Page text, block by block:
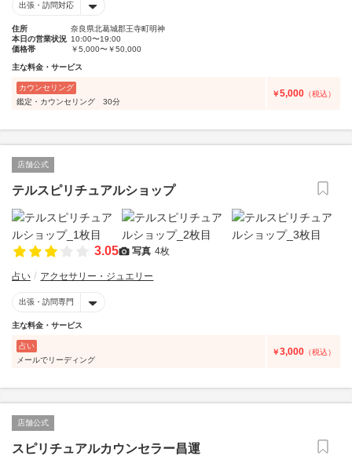
出張・訪問対応
住所
奈良県北葛城郡王寺町明神
本日の営業状況 10:00〜19:00
価格帯
￥5,000〜￥50,000
主な料金・サービス
カウンセリング
鑑定・カウンセリング 30分
￥5,000 （税込）
店舗公式
テルスピリチュアルショップ
3.05 写真 4枚
占い アクセサリー・ジュエリー
出張・訪問専門
主な料金・サービス
占い
メールでリーディング
￥3,000 （税込）
店舗公式
スピリチュアルカウンセラー昌運